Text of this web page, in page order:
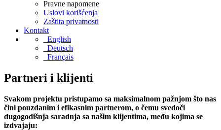
Pravne napomene
Uslovi korišćenja
Zaštita privatnosti
Kontakt
English
Deutsch
Français
Partneri i klijenti
Svakom projektu pristupamo sa maksimalnom pažnjom što nas
čini pouzdanim i efikasnim partnerom, o čemu svedoči
dugogodišnja saradnja sa našim klijentima, među kojima se
izdvajaju: